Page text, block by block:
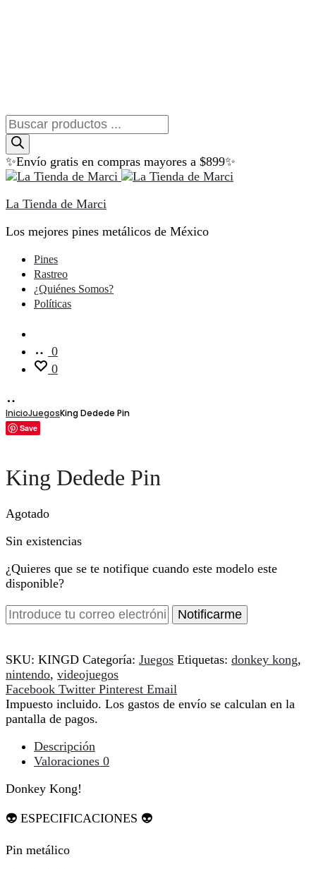
Búsqueda
de
productos
✨Envío gratis en compras mayores a $899✨
La Tienda de Marci
Los mejores pines metálicos de México
Pines
Rastreo
¿Quiénes Somos?
Políticas
0
0
InicioJuegosKing Dedede Pin
Save
King Dedede Pin
Agotado
Sin existencias
¿Quieres que se te notifique cuando este modelo este
disponible?
Notificarme
SKU: KINGD Categoría: Juegos Etiquetas: donkey kong,
nintendo, videojuegos
Compartir
Facebook Twitter Pinterest Email
Impuesto incluido. Los gastos de envío se calculan en la
pantalla de pagos.
Descripción
Valoraciones 0
Donkey Kong!
👽 ESPECIFICACIONES 👽
Pin metálico